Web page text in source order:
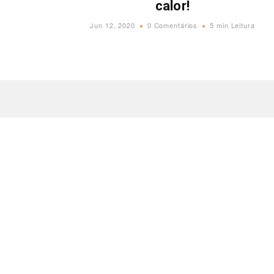
calor!
Jun 12, 2020 0 Comentários 5 min Leitura